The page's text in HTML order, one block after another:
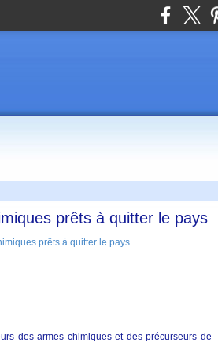
prêts à quitter le pays
des armes chimiques et des précurseurs de